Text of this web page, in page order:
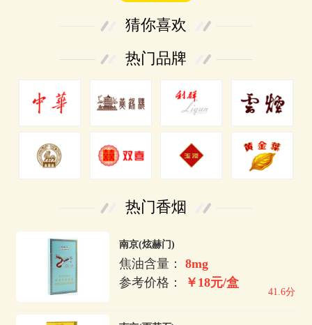
猜你喜欢
热门品牌
热门香烟
南京(炫赫门)
焦油含量：8mg
参考价格：
￥18元/盒
41.6分